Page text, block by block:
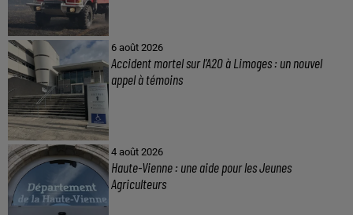
6 août 2026
Accident mortel sur l’A20 à Limoges : un nouvel
appel à témoins
4 août 2026
Haute-Vienne : une aide pour les Jeunes
Agriculteurs